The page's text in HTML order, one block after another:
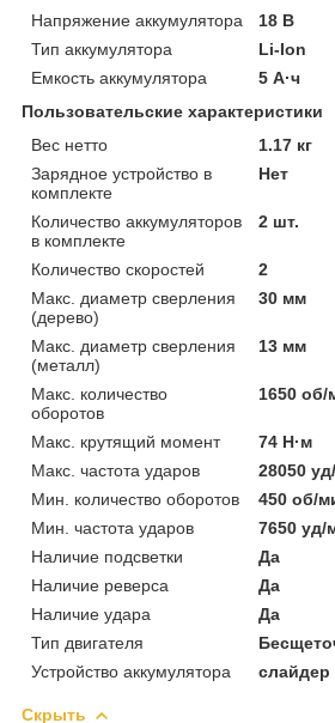
Напряжение аккумулятора
18 В
Тип аккумулятора
Li-Ion
Емкость аккумулятора
5 А·ч
Пользовательские характеристики
Вес нетто
1.17 кг
Зарядное устройство в
комплекте
Нет
Количество аккумуляторов
в комплекте
2 шт.
Количество скоростей
2
Макс. диаметр сверления
(дерево)
30 мм
Макс. диаметр сверления
(металл)
13 мм
Макс. количество
оборотов
1650 об/
Макс. крутящий момент
74 Н·м
Макс. частота ударов
28050
Мин. количество оборотов
450 об/
Мин. частота ударов
7650 уд/
Наличие подсветки
Да
Наличие реверса
Да
Наличие удара
Да
Тип двигателя
Устройство аккумулятора
слайдер
Скрыть